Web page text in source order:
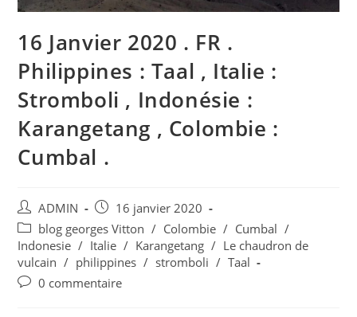
16 Janvier 2020 . FR .
Philippines : Taal , Italie :
Stromboli , Indonésie :
Karangetang , Colombie :
Cumbal .
Auteur/autrice
de
la
publication :
ADMIN
Publication
publiée :
16 janvier 2020
Post
category:
blog georges Vitton / Colombie / Cumbal
/
Indonesie / Italie / Karangetang / Le chaudron de
vulcain / philippines / stromboli / Taal
Commentaires
0 commentaire